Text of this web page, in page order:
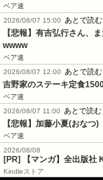
ベア速
2026/08/07 15:00
あとで読む
【悲報】有吉弘行さん、
wwww
ベア速
2026/08/07 12:00
あとで読む
吉野家のステーキ定食
ベア速
2026/08/07 11:00
あとで読む
【悲報】加藤小夏(おなつ
ベア速
2026/08/08
[PR] 【マンガ】全出版社
Kindleストア